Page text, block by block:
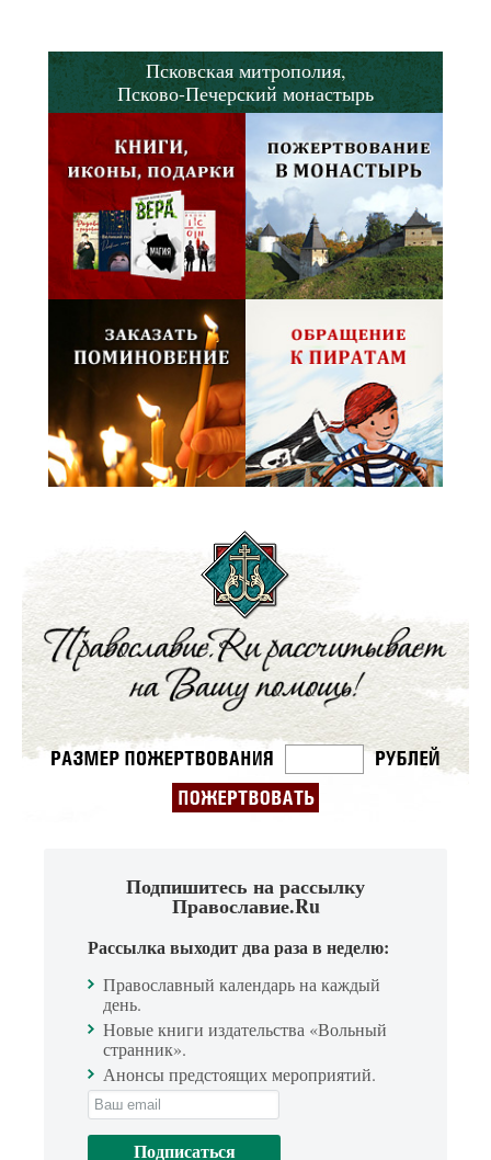
Псковская митрополия,
Псково-Печерский монастырь
Подпишитесь на рассылку
Православие.Ru
Рассылка выходит два раза в неделю:
Православный календарь на каждый
день.
Новые книги издательства «Вольный
странник».
Анонсы предстоящих мероприятий.